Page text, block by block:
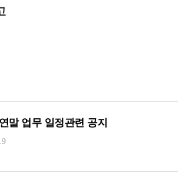
말 업무 일정관련 공지